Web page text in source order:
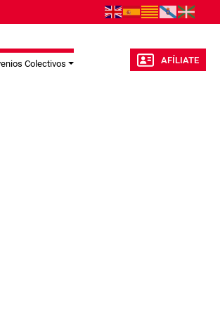
Colectivos AFÍLIATE